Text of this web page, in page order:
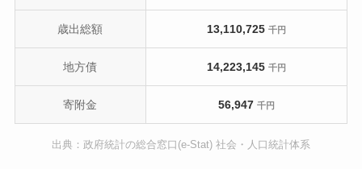
歳出総額 13,110,725 千円
地方債 14,223,145 千円
寄附金 56,947 千円
出典：政府統計の総合窓口(e-Stat) 社会・人口統計体系